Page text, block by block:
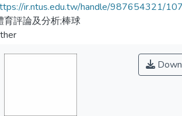
ir.ntus.edu.tw/handle/987654321/
育評論及分析;棒球